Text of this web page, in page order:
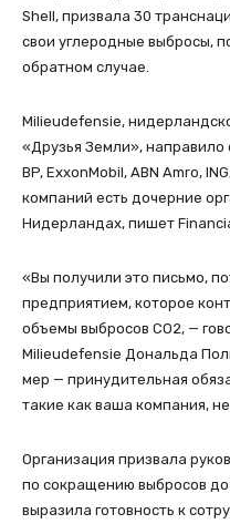
Shell, призвала 30
свои углеродные выбросы,
обратном случае.
Milieudefensie,
«Друзья Земли»,
BP, ExxonMobil, ABN Amro,
компаний есть дочерние
Нидерландах, пишет
«Вы получили это письмо,
предприятием, которое
объемы выбросов CO2, —
Milieudefensie Дональда
мер — принудительная
такие как ваша компания,
Организация призвала
по сокращению выбросов до
выразила готовность к